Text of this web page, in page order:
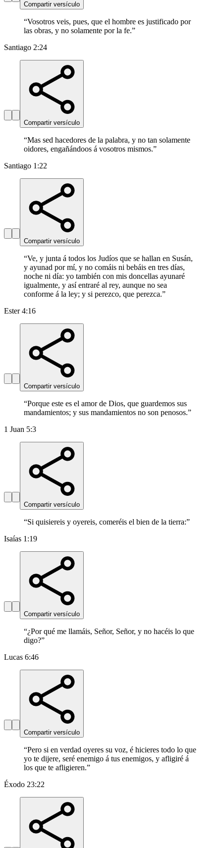
Compartir versículo
“Vosotros veis, pues, que el hombre es justificado por
las obras, y no solamente por la fe.”
Santiago 2:24
Compartir versículo
“Mas sed hacedores de la palabra, y no tan solamente
oidores, engañándoos á vosotros mismos.”
Santiago 1:22
Compartir versículo
“Ve, y junta á todos los Judíos que se hallan en Susán,
y ayunad por mí, y no comáis ni bebáis en tres días,
noche ni día: yo también con mis doncellas ayunaré
igualmente, y así entraré al rey, aunque no sea
conforme á la ley; y si perezco, que perezca.”
Ester 4:16
Compartir versículo
“Porque este es el amor de Dios, que guardemos sus
mandamientos; y sus mandamientos no son penosos.”
1 Juan 5:3
Compartir versículo
“Si quisiereis y oyereis, comeréis el bien de la tierra:”
Isaías 1:19
Compartir versículo
“¿Por qué me llamáis, Señor, Señor, y no hacéis lo que
digo?”
Lucas 6:46
Compartir versículo
“Pero si en verdad oyeres su voz, é hicieres todo lo que
yo te dijere, seré enemigo á tus enemigos, y afligiré á
los que te afligieren.”
Éxodo 23:22